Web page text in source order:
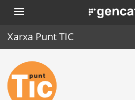
Vés
al
. Obre en
Xarxa Punt TIC
Inici
Punt TIC